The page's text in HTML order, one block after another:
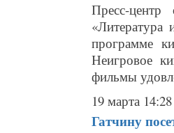
Пресс-центр
программе
Неигровое
фильмы
19 марта 14:28
Гатчину